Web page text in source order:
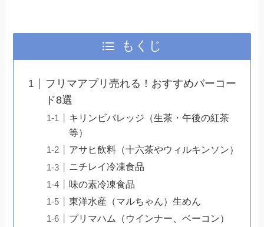
もくじ
フリマアプリ売れる！おすすめバーコー
ド8選
キリンビバレッジ（生茶・午後の紅茶
等）
アサヒ飲料（十六茶やウィルキンソン）
ニチレイ冷凍食品
味の素冷凍食品
東洋水産（マルちゃん）生めん
プリマハム（ウインナー、ベーコン）